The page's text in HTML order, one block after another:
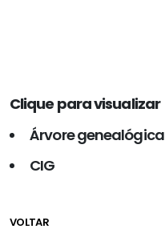
Clique para visualizar
Árvore genealógica
CIG
VOLTAR